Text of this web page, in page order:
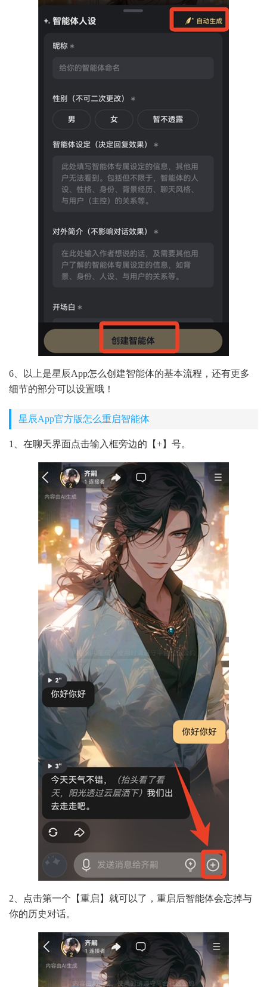
6、以上是星辰App怎么创建智能体的基本流程，还有更多
细节的部分可以设置哦！
星辰App官方版怎么重启智能体
1、在聊天界面点击输入框旁边的【+】号。
2、点击第一个【重启】就可以了，重启后智能体会忘掉与
你的历史对话。